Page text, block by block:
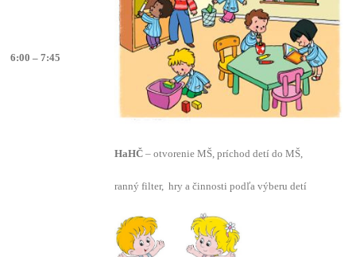
6:00 – 7:45
HaHČ – otvorenie MŠ, príchod detí do MŠ,
ranný filter, hry a činnosti podľa výberu detí